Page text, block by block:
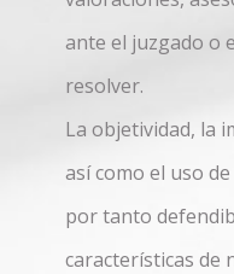
ante el juzgado o
resolver.
La objetividad, la
así como el uso
por tanto
características de